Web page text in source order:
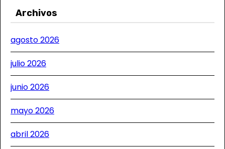
Archivos
agosto 2026
julio 2026
junio 2026
mayo 2026
abril 2026